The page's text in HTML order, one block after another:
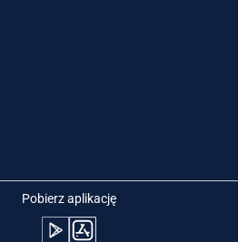
Pobierz aplikację
Português